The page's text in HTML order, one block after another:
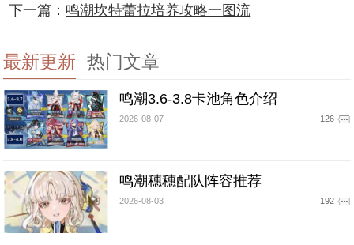
下一篇：鸣潮坎特蕾拉培养攻略一图流
最新更新 热门文章
鸣潮3.6-3.8卡池角色介绍
2026-08-07 126
鸣潮穗穗配队阵容推荐
2026-08-03 192